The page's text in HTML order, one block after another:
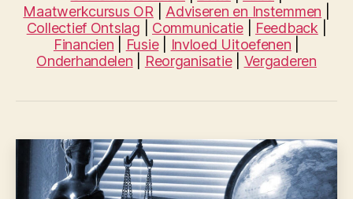
Maatwerkcursus OR
Adviseren en Instemmen
Collectief Ontslag
Communicatie| Feedback
Financien
Fusie| Invloed Uitoefenen
Onderhandelen
Reorganisatie| Vergaderen